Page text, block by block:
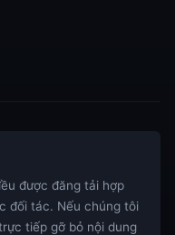
được đăng tải hợp
đối tác. Nếu chúng tôi
tiếp gỡ bỏ nội dung